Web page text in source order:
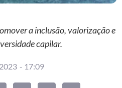
a inclusão, valorização e
capilar.
- 17:09